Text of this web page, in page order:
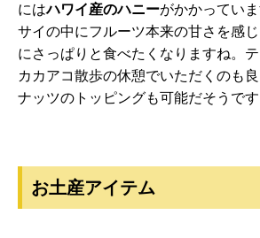
にはハワイ産のハニーがかかってい
サイの中にフルーツ本来の甘さを感
にさっぱりと食べたくなりますね。
カカアコ散歩の休憩でいただくのも
ナッツのトッピングも可能だそうです
お土産アイテム